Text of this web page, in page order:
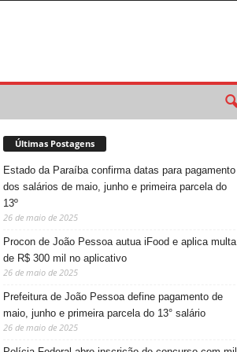
Últimas Postagens
Estado da Paraíba confirma datas para pagamento
dos salários de maio, junho e primeira parcela do
13º
26 de maio de 2025
Procon de João Pessoa autua iFood e aplica multa
de R$ 300 mil no aplicativo
26 de maio de 2025
Prefeitura de João Pessoa define pagamento de
maio, junho e primeira parcela do 13° salário
26 de maio de 2025